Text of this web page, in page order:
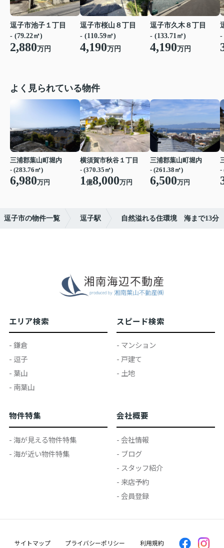
逗子市池子１丁目
- (79.22㎡)
2,880万円
逗子市桜山８丁目
- (110.59㎡)
4,190万円
逗子市久木８丁目
- (133.71㎡)
4,190万円
-
よく見られている物件
三浦郡葉山町堀内
- (283.76㎡)
6,980万円
横須賀市秋谷１丁目
- (370.35㎡)
1億8,000万円
三浦郡葉山町堀内
- (261.38㎡)
6,500万円
-
逗子市の物件一覧 逗子駅 自然溢れる住環境 海まで13分
エリア検索
- 鎌倉
- 逗子
- 葉山
- 南葉山
スピード検索
- マンション
- 戸建て
- 土地
物件特集
- 海が見える物件特集
- 海が近い物件特集
会社概要
- 会社情報
- ブログ
- スタッフ紹介
- 来店予約
- 会員登録
サイトマップ プライバシーポリシー 利用規約